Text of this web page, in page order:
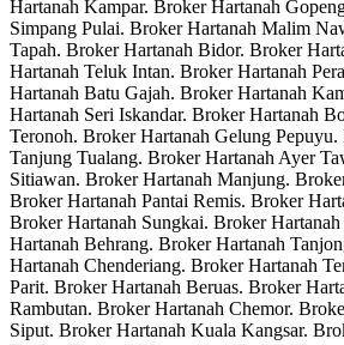
Hartanah Kampar. Broker Hartanah
Simpang Pulai. Broker Hartanah Malim
Tapah. Broker Hartanah Bidor. Broker
Hartanah Teluk Intan. Broker Hartanah
Hartanah Batu Gajah. Broker Hartanah
Hartanah Seri Iskandar. Broker Hartanah
Teronoh. Broker Hartanah Gelung Pepuyu.
Tanjung Tualang. Broker Hartanah Ayer
Sitiawan. Broker Hartanah Manjung.
Broker Hartanah Pantai Remis. Broker
Broker Hartanah Sungkai. Broker
Hartanah Behrang. Broker Hartanah
Hartanah Chenderiang. Broker Hartanah
Parit. Broker Hartanah Beruas. Broker
Rambutan. Broker Hartanah Chemor.
Siput. Broker Hartanah Kuala Kangsar.